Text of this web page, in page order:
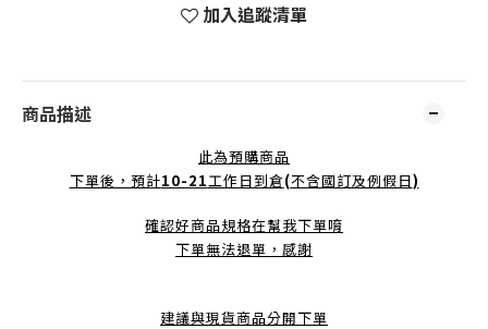
加入追蹤清單
商品描述
此為預購商品
下單後，預計10-21工作日到倉(不含國訂及例假日)
確認好商品規格在幫我下單唷
下單無法退單，感謝
建議與現貨商品分開下單